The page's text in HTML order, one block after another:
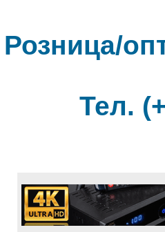
Розница/
Тел.